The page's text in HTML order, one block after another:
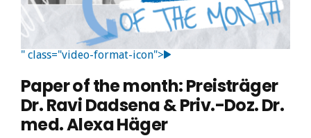
" class="video-format-icon">
Paper of the month: Preisträger
Dr. Ravi Dadsena & Priv.-Doz. Dr.
med. Alexa Häger